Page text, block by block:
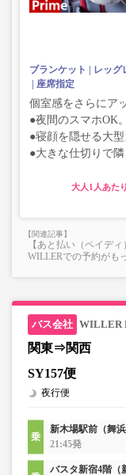
ブランケット レッグ
座席指定
個室感をさらにア
●夜間のスマホOK
●寝顔を隠せる大
●大きな仕切りで
大人
【あと払い（ペイデ
WILLERでの予約がも
WILLER
関東⇒関西
SY157便
夜行便
新木場駅前（舞浜
21:45発
バスタ新宿4階（